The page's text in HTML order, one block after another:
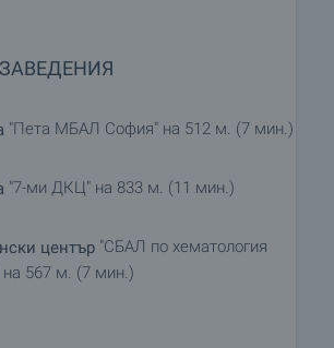
"Пета МБАЛ София" на 512 м. (7 мин.)
"7-ми ДКЦ" на 833 м. (11 мин.)
център "СБАЛ по хематология
567 м. (7 мин.)